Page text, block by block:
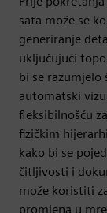
sata može se
generiranje
uključujući
bi se razumjelo
automatski
fleksibilnošću
fizičkim
kako bi se
čitljivosti i
može koristiti
promjena u